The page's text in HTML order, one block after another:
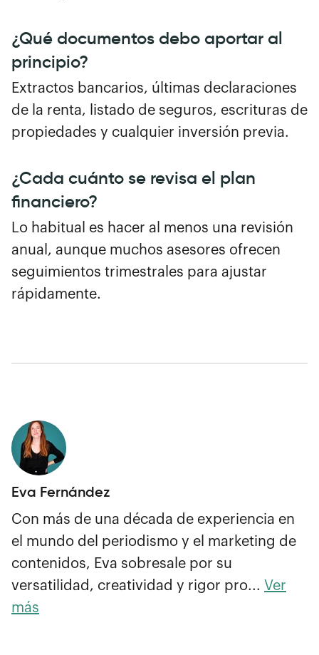
¿Qué documentos debo aportar al
principio?
Extractos bancarios, últimas declaraciones
de la renta, listado de seguros, escrituras de
propiedades y cualquier inversión previa.
¿Cada cuánto se revisa el plan
financiero?
Lo habitual es hacer al menos una revisión
anual, aunque muchos asesores ofrecen
seguimientos trimestrales para ajustar
rápidamente.
Eva Fernández
Con más de una década de experiencia en
el mundo del periodismo y el marketing de
contenidos, Eva sobresale por su
versatilidad, creatividad y rigor pro... Ver
más